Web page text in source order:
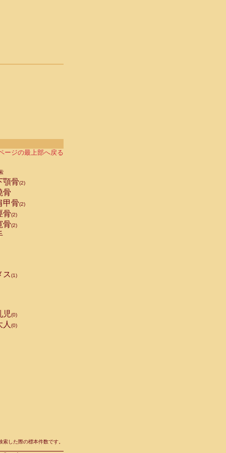
ージの最上部へ戻る
顎骨(2)
骨
甲骨(2)
骨(2)
骨(2)
ス(1)
児(0)
人 (0)
した際の標本件数です。